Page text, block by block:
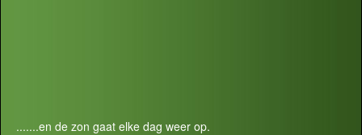
.......en de zon gaat elke dag weer op.